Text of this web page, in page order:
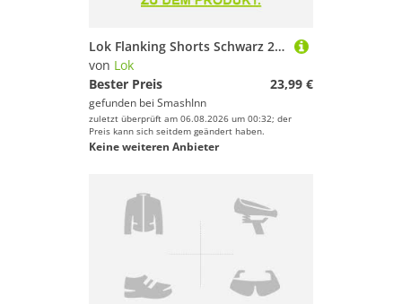
Lok Flanking Shorts Schwarz 2XL Mann
von Lok
Bester Preis
23,99 €
gefunden bei SmashInn
zuletzt überprüft am 06.08.2026 um 00:32; der
Preis kann sich seitdem geändert haben.
Keine weiteren Anbieter